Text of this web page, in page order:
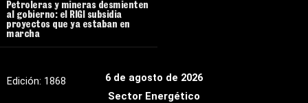
6 de agosto de 2026
Edición: 1868
Sector Energético
Petroleras y mineras desmienten
al gobierno: el RIGI subsidia
proyectos que ya estaban en
marcha